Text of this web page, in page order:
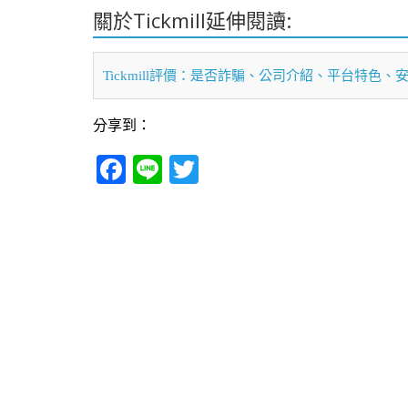
關於Tickmill延伸閱讀:
Tickmill評價：是否詐騙、公司介紹、平台特色、
分享到：
Fa
ce
Li
ne